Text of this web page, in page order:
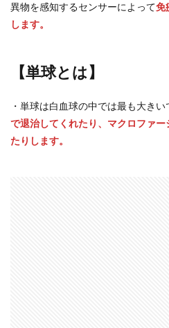
異物を感知するセンサーによって免
します。
【単球とは】
・単球は白血球の中では最も大きい
で退治してくれたり、マクロファ
たりします。